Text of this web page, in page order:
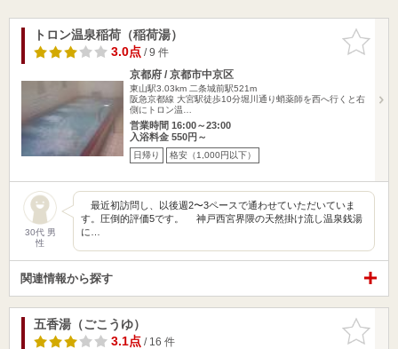
お気に入
りに追加
トロン温泉稲荷（稲荷湯）
3.0点/ 9 件
京都府 / 京都市中京区
東山駅3.03km 二条城前駅521m
阪急京都線 大宮駅徒歩10分堀川通り蛸薬師を西へ行くと右
側にトロン温…
営業時間 16:00～23:00
入浴料金 550円～
日帰り 格安（1,000円以下）
30代 男
性
最近初訪問し、以後週2〜3ペースで通わせていただいていま
す。圧倒的評価5です。 神戸西宮界隈の天然掛け流し温泉銭湯
に…
関連情報から探す
お気に入
りに追加
五香湯（ごこうゆ）
3.1点/ 16 件